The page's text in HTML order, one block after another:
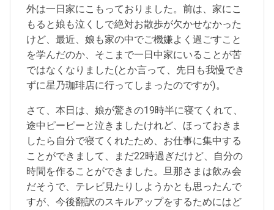
外は一日家にこもっておりました。前は、家にこ
もると娘も泣くしで絶対お散歩が欠かせなかった
けど、最近、娘も家の中でご機嫌よく過ごすこと
を学んだのか、そこまで一日中家にいることが苦
ではなくなりました(とか言って、先日も我慢でき
ずに星乃珈琲店に行ってしまったのですが)。
さて、本日は、娘が驚きの19時半に寝てくれて、
途中ピーピーと泣きましたけれど、ほっておきま
したら自分で寝てくれたため、お仕事に集中する
ことができまして、まだ22時過ぎだけど、自分の
時間を作ることができました。旦那さまは飲み会
だそうで、テレビ見たりしようかとも思ったんで
すが、今後翻訳のスキルアップをするためにはど